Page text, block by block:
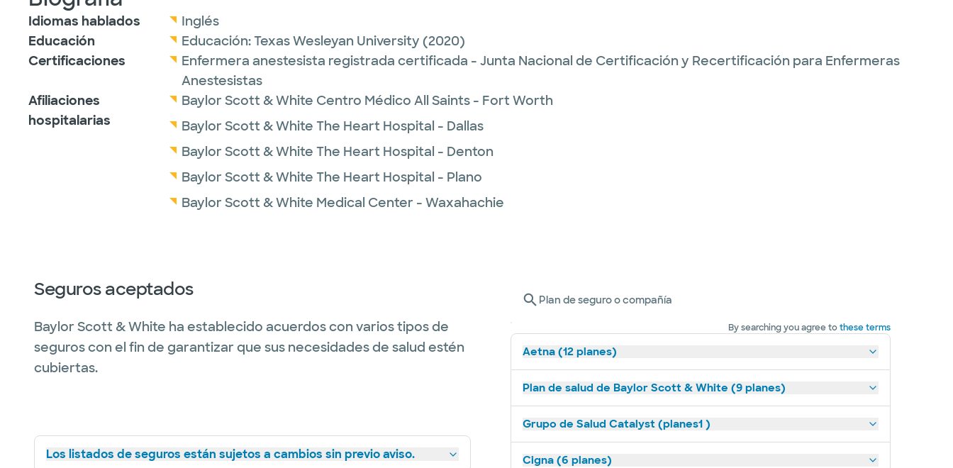
Idiomas hablados
Inglés
Educación
Educación:Texas Wesleyan University (2020)
Certificaciones
Enfermera anestesista registrada certificada - Junta Nacional de Certificación y Recertificación para Enfermeras
Anestesistas
Afiliaciones
hospitalarias
Baylor Scott & White Centro Médico All Saints - Fort Worth
Baylor Scott & White The Heart Hospital - Dallas
Baylor Scott & White The Heart Hospital - Denton
Baylor Scott & White The Heart Hospital - Plano
Baylor Scott & White Medical Center - Waxahachie
Seguros aceptados
Baylor Scott & White ha establecido acuerdos con varios tipos de
seguros con el fin de garantizar que sus necesidades de salud estén
cubiertas.
Los listados de seguros están sujetos a cambios sin previo aviso.
Plan de seguro o compañía
By searching you agree tothese terms
Aetna (12 planes)
Plan de salud de Baylor Scott & White (9 planes)
Grupo de Salud Catalyst (planes1 )
Cigna (6 planes)